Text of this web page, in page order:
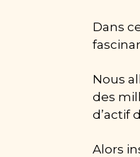
Dans
Nous
des
d’actif
Alors